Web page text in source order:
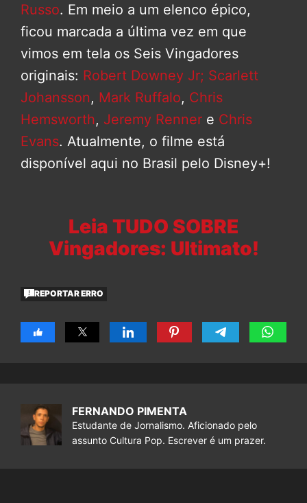
Russo. Em meio a um elenco épico,
ficou marcada a última vez em que
vimos em tela os Seis Vingadores
originais: Robert Downey Jr; Scarlett
Johansson, Mark Ruffalo, Chris
Hemsworth, Jeremy Renner e Chris
Evans. Atualmente, o filme está
disponível aqui no Brasil pelo Disney+!
Leia TUDO SOBRE
Vingadores: Ultimato!
REPORTAR ERRO
FERNANDO PIMENTA
Estudante de Jornalismo. Aficionado pelo
assunto Cultura Pop. Escrever é um prazer.